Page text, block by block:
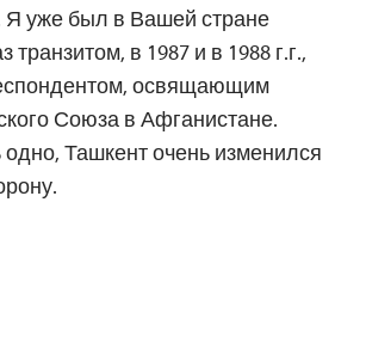
Я уже был в Вашей стране
транзитом, в 1987 и в 1988 г.г.,
освящающим
Союза в Афганистане.
одно, Ташкент очень изменился